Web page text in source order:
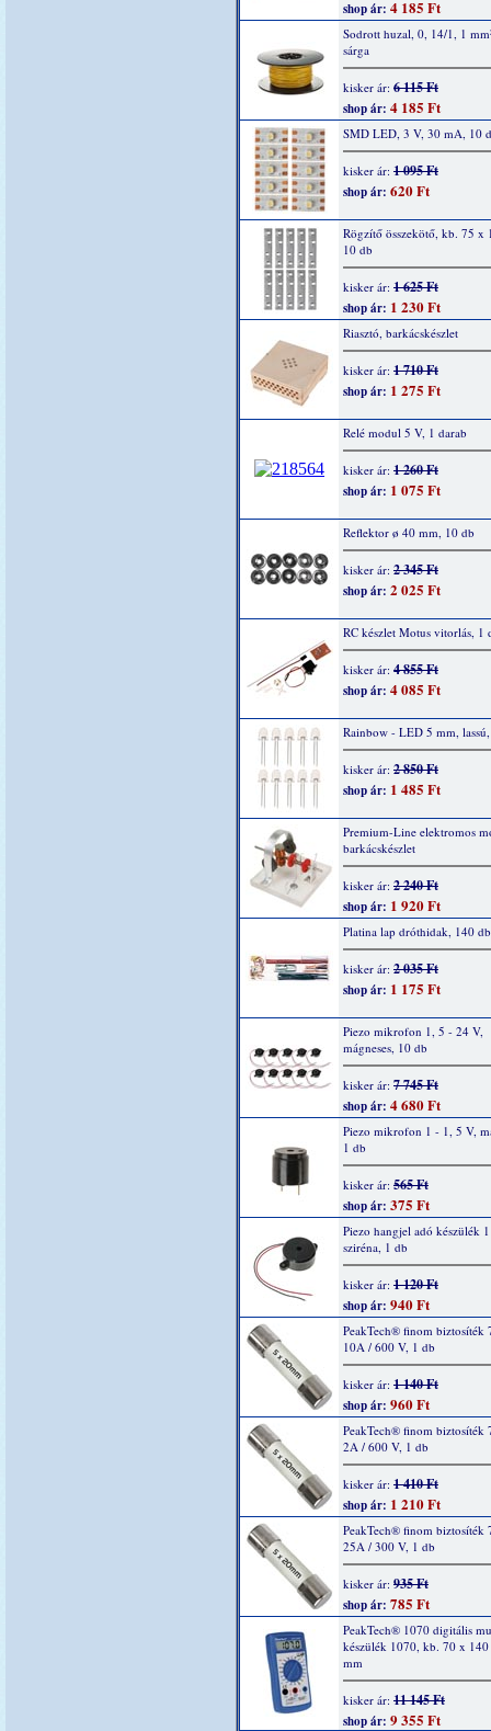
shop ár: 4 185 Ft
Sodrott huzal, 0, 14/1, 1
sárga
kisker ár: 6 115 Ft
shop ár: 4 185 Ft
SMD LED, 3 V, 30 mA, 10
kisker ár: 1 095 Ft
shop ár: 620 Ft
Rögzítő összekötő, kb. 75 x
10 db
kisker ár: 1 625 Ft
shop ár: 1 230 Ft
Riasztó, barkácskészlet
kisker ár: 1 710 Ft
shop ár: 1 275 Ft
Relé modul 5 V, 1 darab
kisker ár: 1 260 Ft
shop ár: 1 075 Ft
Reflektor ø 40 mm, 10 db
kisker ár: 2 345 Ft
shop ár: 2 025 Ft
RC készlet Motus vitorlás, 1
kisker ár: 4 855 Ft
shop ár: 4 085 Ft
Rainbow - LED 5 mm,
kisker ár: 2 850 Ft
shop ár: 1 485 Ft
Premium-Line elektromos
barkácskészlet
kisker ár: 2 240 Ft
shop ár: 1 920 Ft
Platina lap dróthidak, 140
kisker ár: 2 035 Ft
shop ár: 1 175 Ft
Piezo mikrofon 1, 5 - 24 V,
mágneses, 10 db
kisker ár: 7 745 Ft
shop ár: 4 680 Ft
Piezo mikrofon 1 - 1, 5 V,
1 db
kisker ár: 565 Ft
shop ár: 375 Ft
Piezo hangjel adó készülék
sziréna, 1 db
kisker ár: 1 120 Ft
shop ár: 940 Ft
PeakTech® finom biztosíték
10A / 600 V, 1 db
kisker ár: 1 140 Ft
shop ár: 960 Ft
PeakTech® finom biztosíték
2A / 600 V, 1 db
kisker ár: 1 410 Ft
shop ár: 1 210 Ft
PeakTech® finom biztosíték
25A / 300 V, 1 db
kisker ár: 935 Ft
shop ár: 785 Ft
PeakTech® 1070 digitális
készülék 1070, kb. 70 x
mm
kisker ár: 11 145 Ft
shop ár: 9 355 Ft